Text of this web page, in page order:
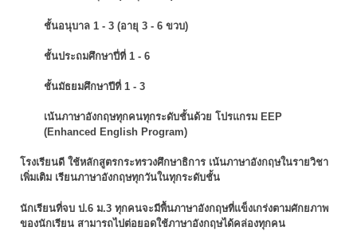
ชั้นอนุบาล 1 - 3 (อายุ 3 - 6 ขวบ)
ชั้นประถมศึกษาปี่ที่ 1 - 6
ชั้นมัธยมศึกษาปีที่ 1 - 3
เน้นภาษาอังกฤษทุกคนทุกระดับชั้นด้วย โปรแกรม EEP
(Enhanced English Program)
โรงเรียนดี ใช้หลักสูตรกระทรวงศึกษาธิการ เน้นภาษาอังกฤษในรายวิชา
เพิ่มเติม เรียนภาษาอังกฤษทุกวันในทุกระดับชั้น
นักเรียนที่จบ ป.6 ม.3 ทุกคนจะมีพื้นภาษาอังกฤษที่แข็งเกร่งตามศักยภาพ
ของนักเรียน สามารถไปต่อยอดใช้ภาษาอังกฤษได้คล่องทุกคน